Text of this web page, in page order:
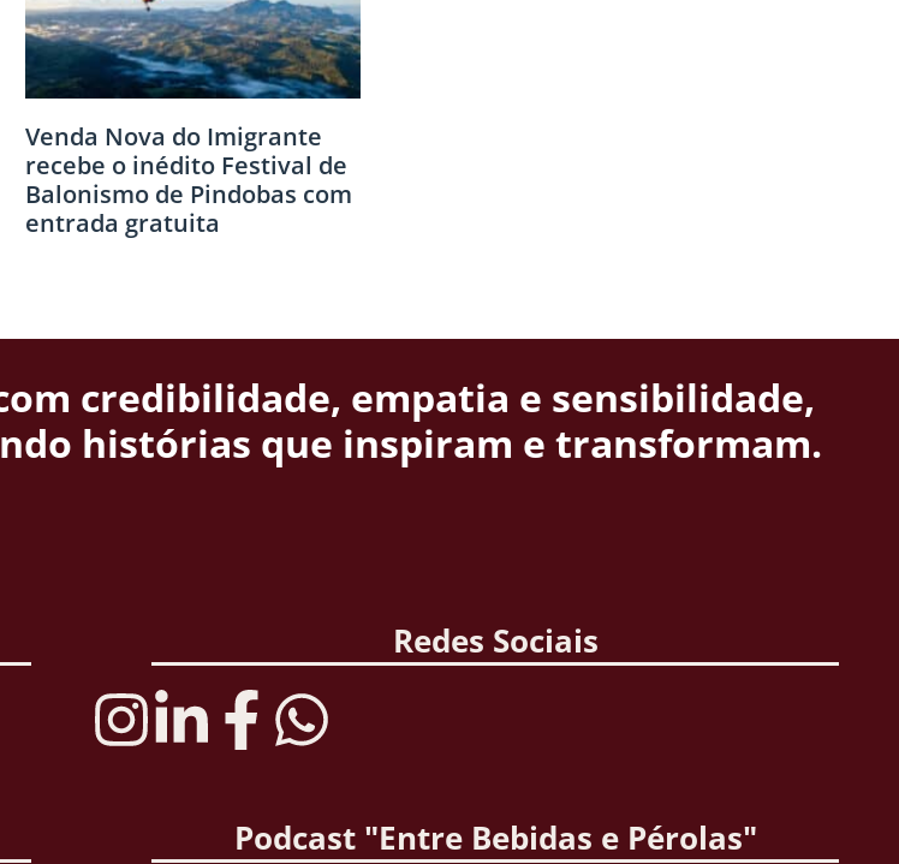
Venda Nova do Imigrante
recebe o inédito Festival de
Balonismo de Pindobas com
entrada gratuita
credibilidade, empatia e sensibilidade,
histórias que inspiram e transformam.
Redes Sociais
Podcast "Entre Bebidas e Pérolas"